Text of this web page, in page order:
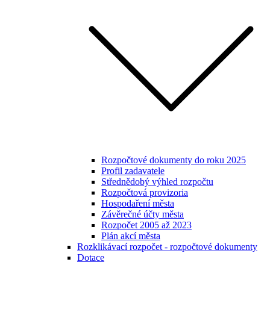
Rozpočtové dokumenty do roku 2025
Profil zadavatele
Střednědobý výhled rozpočtu
Rozpočtová provizoria
Hospodaření města
Závěrečné účty města
Rozpočet 2005 až 2023
Plán akcí města
Rozklikávací rozpočet - rozpočtové dokumenty
Dotace